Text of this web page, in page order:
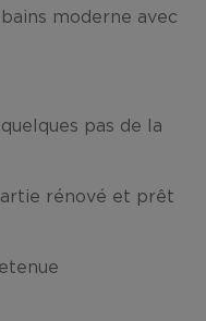
moderne avec
pas de la
rénové et prêt